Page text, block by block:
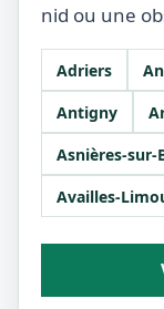
nid ou une
Adriers
Antigny
Asnières-sur-
Availles-